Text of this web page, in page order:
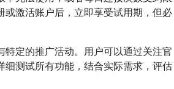
激活账户后，立即享受试用期，但必
定的推广活动。用户可以通过关注官
测试所有功能，结合实际需求，评估